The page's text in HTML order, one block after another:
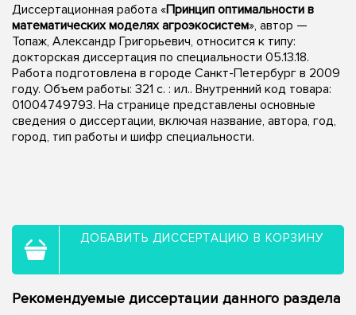
Диссертационная работа «Принцип оптимальности в
математических моделях агроэкосистем», автор —
Топаж, Александр Григорьевич, относится к типу:
докторская диссертация по специальности 05.13.18.
Работа подготовлена в городе Санкт-Петербург в 2009
году. Объем работы: 321 с. : ил.. Внутренний код товара:
01004749793. На странице представлены основные
сведения о диссертации, включая название, автора, год,
город, тип работы и шифр специальности.
ДОБАВИТЬ ДИССЕРТАЦИЮ В КОРЗИНУ
Рекомендуемые диссертации данного раздела